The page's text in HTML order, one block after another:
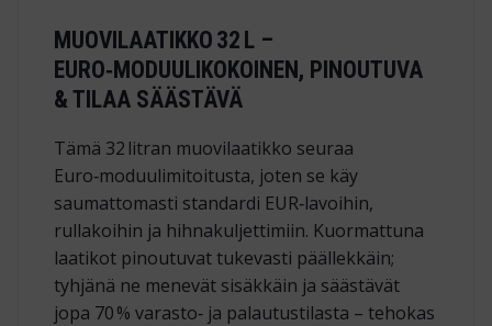
MUOVILAATIKKO 32 L –
EURO‑MODUULIKOKOINEN, PINOUTUVA
& TILAA SÄÄSTÄVÄ
Tämä 32 litran muovilaatikko seuraa
Euro‑moduulimitoitusta, joten se käy
saumattomasti standardi EUR‑lavoihin,
rullakoihin ja hihnakuljettimiin. Kuormattuna
laatikot pinoutuvat tukevasti päällekkäin;
tyhjänä ne menevät sisäkkäin ja säästävät
jopa 70 % varasto‑ ja palautustilasta – tehokas